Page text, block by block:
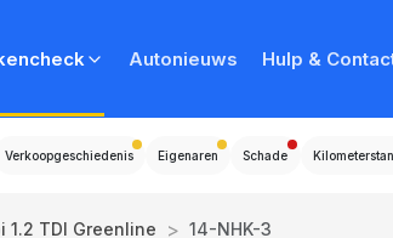
Autonieuws Hulp &
Verkoopgeschiedenis Eigenaren Schade
1.2 TDI Greenline > 14-NHK-3